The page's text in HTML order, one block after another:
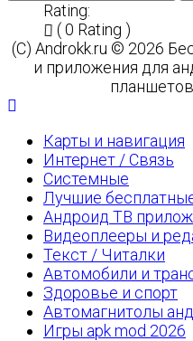
Rating:
( 0 Rating )
(C) Androkk.ru © 2026
и приложения для
Карты и навигация
Интернет / Связь
Системные
Лучшие
Андроид ТВ
Видеоплееры и
Текст / Читалки
Автомобили и
Здоровье и спорт
Автомагнитолы
Игры apk mod 2026